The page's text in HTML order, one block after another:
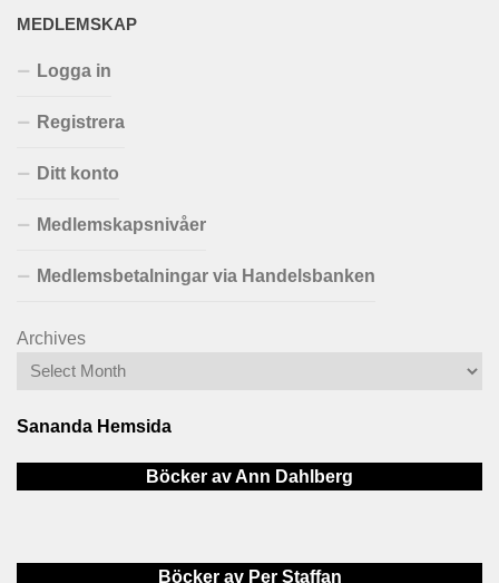
MEDLEMSKAP
Logga in
Registrera
Ditt konto
Medlemskapsnivåer
Medlemsbetalningar via Handelsbanken
Archives
Sananda Hemsida
Böcker av Ann Dahlberg
Böcker av Per Staffan